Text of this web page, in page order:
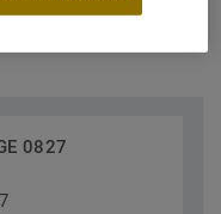
0827